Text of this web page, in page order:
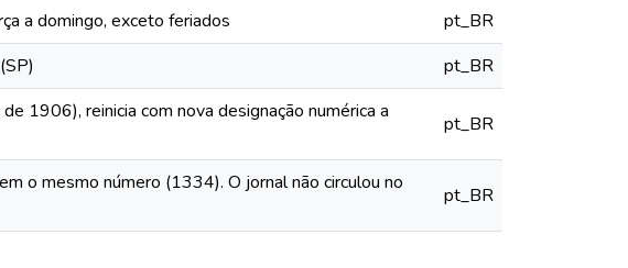
a domingo, exceto feriados
pt_BR
pt_BR
1906), reinicia com nova designação numérica a
pt_BR
o mesmo número (1334). O jornal não circulou no
pt_BR